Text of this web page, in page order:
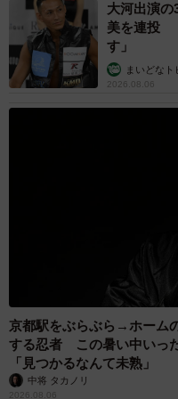
大河出演
美を連投
す」
まいどなト
2026.08.06
京都駅をぶらぶら→ホーム
する忍者 この暑い中い
「見つかるなんて未熟」
中将 タカノリ
2026.08.06